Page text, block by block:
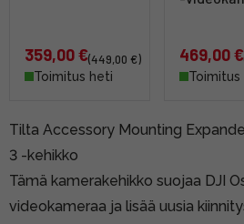
359,00 €(449,00 €)
Toimitus heti
469,00 €
Toimitus
Tilta Accessory Mounting
3 -kehikko
Tämä kamerakehikko suojaa DJI
videokameraa ja lisää uusia